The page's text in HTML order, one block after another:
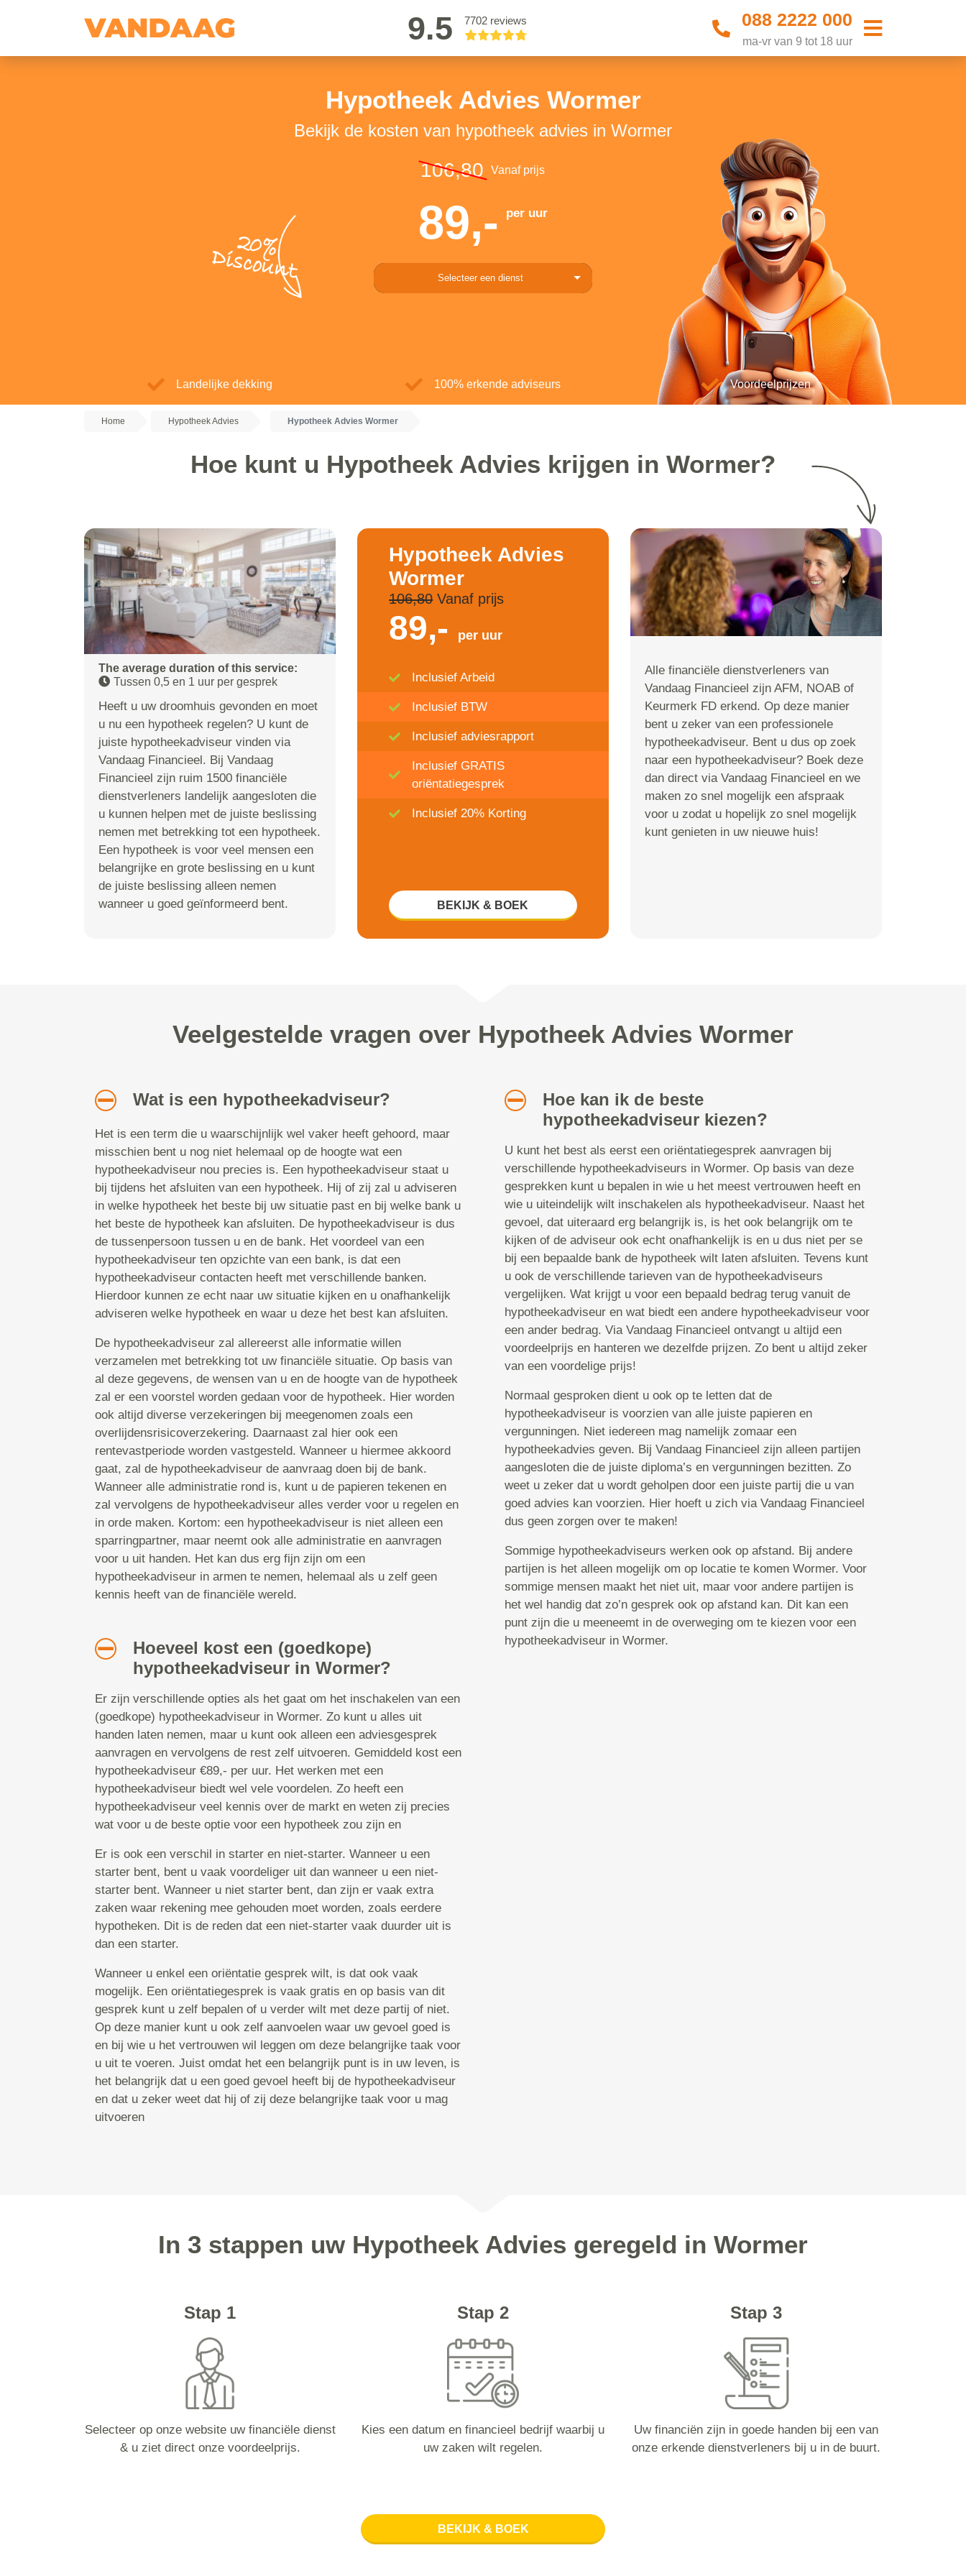
9.5 7702 reviews 088 2222 000
ma-vr van 9 tot 18 uur
Hypotheek Advies Wormer
Bekijk de kosten van hypotheek advies in Wormer
20%
Discount
106,80 Vanaf prijs
89,- per uur
Selecteer een dienst
Landelijke dekking 100% erkende adviseurs Voordeelprijzen
Home Hypotheek Advies Hypotheek Advies Wormer
Hoe kunt u Hypotheek Advies krijgen in Wormer?
The average duration of this service:
Tussen 0,5 en 1 uur per gesprek
Heeft u uw droomhuis gevonden en moet
u nu een hypotheek regelen? U kunt de
juiste hypotheekadviseur vinden via
Vandaag Financieel. Bij Vandaag
Financieel zijn ruim 1500 financiële
dienstverleners landelijk aangesloten die
u kunnen helpen met de juiste beslissing
nemen met betrekking tot een hypotheek.
Een hypotheek is voor veel mensen een
belangrijke en grote beslissing en u kunt
de juiste beslissing alleen nemen
wanneer u goed geïnformeerd bent.
Hypotheek Advies
Wormer
106,80Vanaf prijs
89,- per uur
Inclusief Arbeid
Inclusief BTW
Inclusief adviesrapport
Inclusief GRATIS
oriëntatiegesprek
Inclusief 20% Korting
BEKIJK & BOEK
Alle financiële dienstverleners van
Vandaag Financieel zijn AFM, NOAB of
Keurmerk FD erkend. Op deze manier
bent u zeker van een professionele
hypotheekadviseur. Bent u dus op zoek
naar een hypotheekadviseur? Boek deze
dan direct via Vandaag Financieel en we
maken zo snel mogelijk een afspraak
voor u zodat u hopelijk zo snel mogelijk
kunt genieten in uw nieuwe huis!
Veelgestelde vragen over Hypotheek Advies Wormer
Wat is een hypotheekadviseur?
Het is een term die u waarschijnlijk wel vaker heeft gehoord, maar
misschien bent u nog niet helemaal op de hoogte wat een
hypotheekadviseur nou precies is. Een hypotheekadviseur staat u
bij tijdens het afsluiten van een hypotheek. Hij of zij zal u adviseren
in welke hypotheek het beste bij uw situatie past en bij welke bank u
het beste de hypotheek kan afsluiten. De hypotheekadviseur is dus
de tussenpersoon tussen u en de bank. Het voordeel van een
hypotheekadviseur ten opzichte van een bank, is dat een
hypotheekadviseur contacten heeft met verschillende banken.
Hierdoor kunnen ze echt naar uw situatie kijken en u onafhankelijk
adviseren welke hypotheek en waar u deze het best kan afsluiten.
De hypotheekadviseur zal allereerst alle informatie willen
verzamelen met betrekking tot uw financiële situatie. Op basis van
al deze gegevens, de wensen van u en de hoogte van de hypotheek
zal er een voorstel worden gedaan voor de hypotheek. Hier worden
ook altijd diverse verzekeringen bij meegenomen zoals een
overlijdensrisicoverzekering. Daarnaast zal hier ook een
rentevastperiode worden vastgesteld. Wanneer u hiermee akkoord
gaat, zal de hypotheekadviseur de aanvraag doen bij de bank.
Wanneer alle administratie rond is, kunt u de papieren tekenen en
zal vervolgens de hypotheekadviseur alles verder voor u regelen en
in orde maken. Kortom: een hypotheekadviseur is niet alleen een
sparringpartner, maar neemt ook alle administratie en aanvragen
voor u uit handen. Het kan dus erg fijn zijn om een
hypotheekadviseur in armen te nemen, helemaal als u zelf geen
kennis heeft van de financiële wereld.
Hoeveel kost een (goedkope)
hypotheekadviseur in Wormer?
Er zijn verschillende opties als het gaat om het inschakelen van een
(goedkope) hypotheekadviseur in Wormer. Zo kunt u alles uit
handen laten nemen, maar u kunt ook alleen een adviesgesprek
aanvragen en vervolgens de rest zelf uitvoeren. Gemiddeld kost een
hypotheekadviseur €89,- per uur. Het werken met een
hypotheekadviseur biedt wel vele voordelen. Zo heeft een
hypotheekadviseur veel kennis over de markt en weten zij precies
wat voor u de beste optie voor een hypotheek zou zijn en
Er is ook een verschil in starter en niet-starter. Wanneer u een
starter bent, bent u vaak voordeliger uit dan wanneer u een niet-
starter bent. Wanneer u niet starter bent, dan zijn er vaak extra
zaken waar rekening mee gehouden moet worden, zoals eerdere
hypotheken. Dit is de reden dat een niet-starter vaak duurder uit is
dan een starter.
Wanneer u enkel een oriëntatie gesprek wilt, is dat ook vaak
mogelijk. Een oriëntatiegesprek is vaak gratis en op basis van dit
gesprek kunt u zelf bepalen of u verder wilt met deze partij of niet.
Op deze manier kunt u ook zelf aanvoelen waar uw gevoel goed is
en bij wie u het vertrouwen wil leggen om deze belangrijke taak voor
u uit te voeren. Juist omdat het een belangrijk punt is in uw leven, is
het belangrijk dat u een goed gevoel heeft bij de hypotheekadviseur
en dat u zeker weet dat hij of zij deze belangrijke taak voor u mag
uitvoeren
Hoe kan ik de beste
hypotheekadviseur kiezen?
U kunt het best als eerst een oriëntatiegesprek aanvragen bij
verschillende hypotheekadviseurs in Wormer. Op basis van deze
gesprekken kunt u bepalen in wie u het meest vertrouwen heeft en
wie u uiteindelijk wilt inschakelen als hypotheekadviseur. Naast het
gevoel, dat uiteraard erg belangrijk is, is het ook belangrijk om te
kijken of de adviseur ook echt onafhankelijk is en u dus niet per se
bij een bepaalde bank de hypotheek wilt laten afsluiten. Tevens kunt
u ook de verschillende tarieven van de hypotheekadviseurs
vergelijken. Wat krijgt u voor een bepaald bedrag terug vanuit de
hypotheekadviseur en wat biedt een andere hypotheekadviseur voor
een ander bedrag. Via Vandaag Financieel ontvangt u altijd een
voordeelprijs en hanteren we dezelfde prijzen. Zo bent u altijd zeker
van een voordelige prijs!
Normaal gesproken dient u ook op te letten dat de
hypotheekadviseur is voorzien van alle juiste papieren en
vergunningen. Niet iedereen mag namelijk zomaar een
hypotheekadvies geven. Bij Vandaag Financieel zijn alleen partijen
aangesloten die de juiste diploma’s en vergunningen bezitten. Zo
weet u zeker dat u wordt geholpen door een juiste partij die u van
goed advies kan voorzien. Hier hoeft u zich via Vandaag Financieel
dus geen zorgen over te maken!
Sommige hypotheekadviseurs werken ook op afstand. Bij andere
partijen is het alleen mogelijk om op locatie te komen Wormer. Voor
sommige mensen maakt het niet uit, maar voor andere partijen is
het wel handig dat zo’n gesprek ook op afstand kan. Dit kan een
punt zijn die u meeneemt in de overweging om te kiezen voor een
hypotheekadviseur in Wormer.
In 3 stappen uw Hypotheek Advies geregeld in Wormer
Stap 1
Selecteer op onze website uw financiële dienst
& u ziet direct onze voordeelprijs.
Stap 2
Kies een datum en financieel bedrijf waarbij u
uw zaken wilt regelen.
Stap 3
Uw financiën zijn in goede handen bij een van
onze erkende dienstverleners bij u in de buurt.
BEKIJK & BOEK